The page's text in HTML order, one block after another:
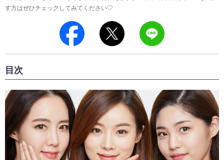
す方はぜひチェックしてみてください♡
目次